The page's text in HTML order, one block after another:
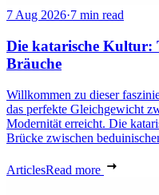
7 Aug 2026·7 min read
Die katarische Kultur:
Bräuche
Willkommen zu dieser
das perfekte Gleichgewicht
Modernität erreicht. Die
Brücke zwischen
ArticlesRead more